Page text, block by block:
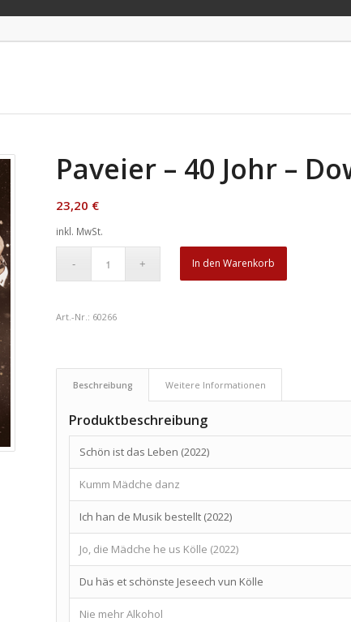
Paveier – 40 Johr –
23,20 €
inkl. MwSt.
In den Warenkorb
Art.-Nr.: 60266
Beschreibung Weitere Informationen
Produktbeschreibung
Schön ist das Leben (2022)
Kumm Mädche danz
Ich han de Musik bestellt (2022)
Jo, die Mädche he us Kölle (2022)
Du häs et schönste Jeseech vun Kölle
Nie mehr Alkohol